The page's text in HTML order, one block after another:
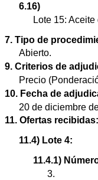
6.16)
Lote 15:
7. Tipo de
Abierto.
9. Criterios de
Precio
10. Fecha de
20 de diciembre
11. Ofertas recibidas:
11.4) Lote 4:
11.4.1)
3.